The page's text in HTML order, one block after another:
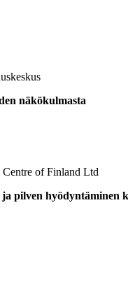
näkökulmasta
Centre of Finland Ltd
pilven hyödyntäminen